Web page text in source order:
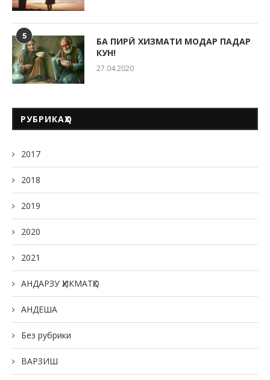
5
БА ПИРӢ ХИЗМАТИ МОДАР ПАДАР
КУН!
27.04.2020
РУБРИКАҲО
2017
2018
2019
2020
2021
АНДАРЗУ ҲИКМАТҲО
АНДЕША
Без рубрики
ВАРЗИШ